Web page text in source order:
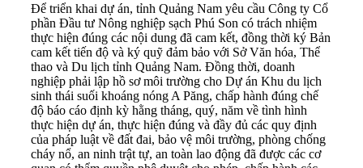
Để triển khai dự án, tỉnh Quảng Nam yêu cầu Công ty Cổ
phần Đầu tư Nông nghiệp sạch Phú Son có trách nhiệm
thực hiện đúng các nội dung đã cam kết, đồng thời ký Bản
cam kết tiến độ và ký quỹ đảm bảo với Sở Văn hóa, Thể
thao và Du lịch tỉnh Quảng Nam. Đồng thời, doanh
nghiệp phải lập hồ sơ môi trường cho Dự án Khu du lịch
sinh thái suối khoáng nóng A Păng, chấp hành đúng chế
độ báo cáo định kỳ hằng tháng, quý, năm về tình hình
thực hiện dự án, thực hiện đúng và đầy đủ các quy định
của pháp luật về đất đai, bảo vệ môi trường, phòng chống
cháy nổ, an ninh trật tự, an toàn lao động đã được các cơ